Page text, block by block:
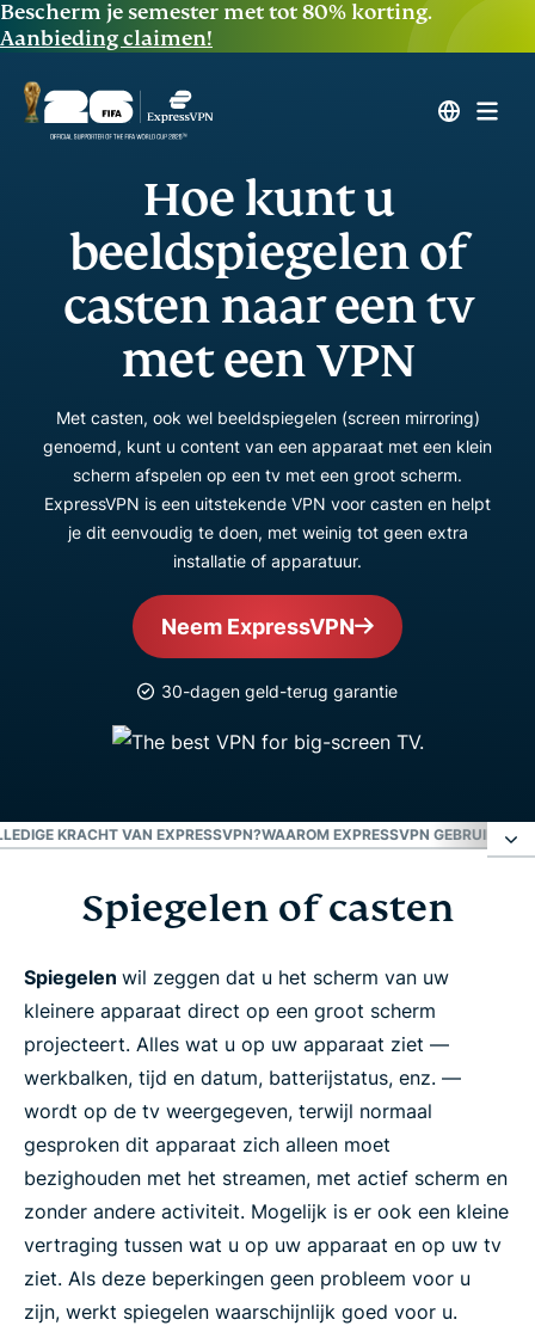
Bescherm je semester met tot 80% korting.
Aanbieding claimen!
Hoe kunt u
beeldspiegelen of
casten naar een tv
met een VPN
Met casten, ook wel beeldspiegelen (screen mirroring)
genoemd, kunt u content van een apparaat met een klein
scherm afspelen op een tv met een groot scherm.
ExpressVPN is een uitstekende VPN voor casten en helpt
je dit eenvoudig te doen, met weinig tot geen extra
installatie of apparatuur.
Neem ExpressVPN
30-dagen geld-terug garantie
KRACHT VAN EXPRESSVPN?WAAROM EXPRESSVPN GEBRUIKEN?
Spiegelen of casten
AirPlay
Chromecast
Roku
Fire TV
Android TV
Spiegelen of casten
Spiegelen wil zeggen dat u het scherm van uw
kleinere apparaat direct op een groot scherm
projecteert. Alles wat u op uw apparaat ziet —
werkbalken, tijd en datum, batterijstatus, enz. —
wordt op de tv weergegeven, terwijl normaal
gesproken dit apparaat zich alleen moet
bezighouden met het streamen, met actief scherm en
zonder andere activiteit. Mogelijk is er ook een kleine
vertraging tussen wat u op uw apparaat en op uw tv
ziet. Als deze beperkingen geen probleem voor u
zijn, werkt spiegelen waarschijnlijk goed voor u.